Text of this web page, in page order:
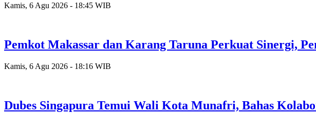
Kamis, 6 Agu 2026 - 18:45 WIB
Pemkot Makassar dan Karang Taruna Perkuat Sinergi,
Kamis, 6 Agu 2026 - 18:16 WIB
Dubes Singapura Temui Wali Kota Munafri, Bahas